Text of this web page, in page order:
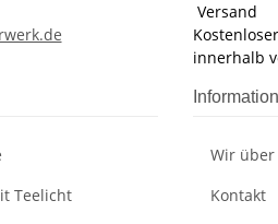
Versand
innerhalb
Teelicht
Wir über
Kontakt